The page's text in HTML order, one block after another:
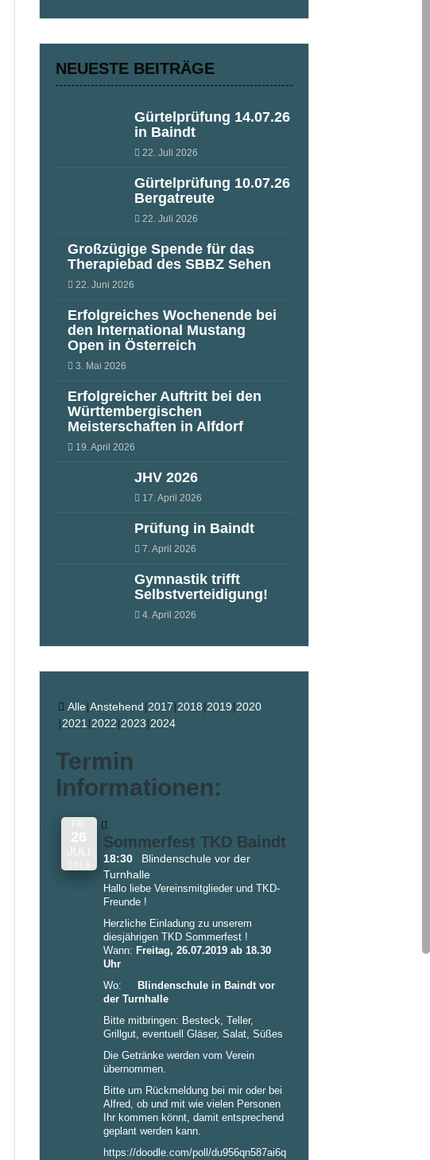
NEUESTE BEITRÄGE
Gürtelprüfung 14.07.26
in Baindt
22. Juli 2026
Gürtelprüfung 10.07.26
Bergatreute
22. Juli 2026
Großzügige Spende für das
Therapiebad des SBBZ Sehen
22. Juni 2026
Erfolgreiches Wochenende bei
den International Mustang
Open in Österreich
3. Mai 2026
Erfolgreicher Auftritt bei den
Württembergischen
Meisterschaften in Alfdorf
19. April 2026
JHV 2026
17. April 2026
Prüfung in Baindt
7. April 2026
Gymnastik trifft
Selbstverteidigung!
4. April 2026
Alle Anstehend 2017 2018 2019 2020
2021 2022 2023 2024
Termin
Informationen:
FR.
26
JULI
Sommerfest TKD Baindt
18:30
Blindenschule vor der
Turnhalle
Hallo liebe Vereinsmitglieder und TKD-
Freunde !
Herzliche Einladung zu unserem
diesjährigen TKD Sommerfest !
Wann: Freitag, 26.07.2019 ab 18.30
Uhr
Wo:
Blindenschule in Baindt vor
der Turnhalle
Bitte mitbringen: Besteck, Teller,
Grillgut, eventuell Gläser, Salat, Süßes
Die Getränke werden vom Verein
übernommen.
Bitte um Rückmeldung bei mir oder bei
Alfred, ob und mit wie vielen Personen
Ihr kommen könnt, damit entsprechend
geplant werden kann.
https://doodle.com/poll/du956qn587ai6q